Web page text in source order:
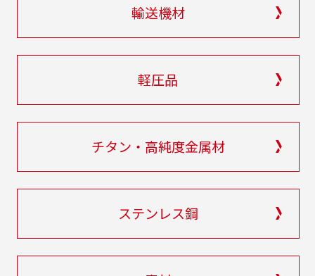
輸送機材
軽圧品
チタン・高純度金属材
ステンレス鋼